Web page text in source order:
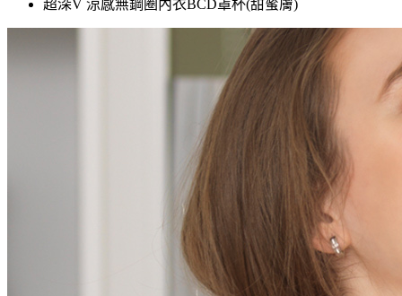
超深V 涼感無鋼圈內衣BCD罩杯(甜蜜膚)